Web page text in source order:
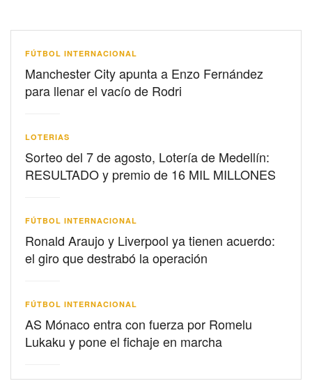
FÚTBOL INTERNACIONAL
Manchester City apunta a Enzo Fernández
para llenar el vacío de Rodri
LOTERIAS
Sorteo del 7 de agosto, Lotería de Medellín:
RESULTADO y premio de 16 MIL MILLONES
FÚTBOL INTERNACIONAL
Ronald Araujo y Liverpool ya tienen acuerdo:
el giro que destrabó la operación
FÚTBOL INTERNACIONAL
AS Mónaco entra con fuerza por Romelu
Lukaku y pone el fichaje en marcha